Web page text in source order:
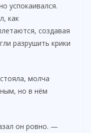
успокаивался.
как
создавая
разрушить крики
молча
но в нём
он ровно. —